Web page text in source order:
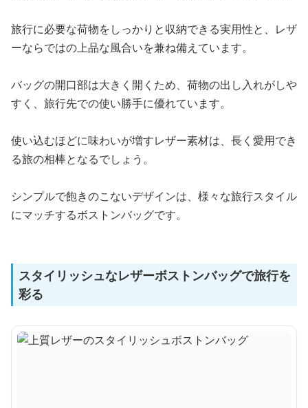
旅行に必要な荷物をしっかりと収納できる実用性と、レザ
ーならではの上品な風合いを兼ね備えています。
バッグの開口部は大きく開くため、荷物の出し入れがしや
すく、旅行先での使い勝手に優れています。
使い込むほどに味わいが増すレザー素材は、長く愛用でき
る旅の相棒となるでしょう。
シンプルで飽きのこないデザインは、様々な旅行スタイル
にマッチするボストンバッグです。
スタイリッシュなレザーボストンバッグで旅行を
彩る